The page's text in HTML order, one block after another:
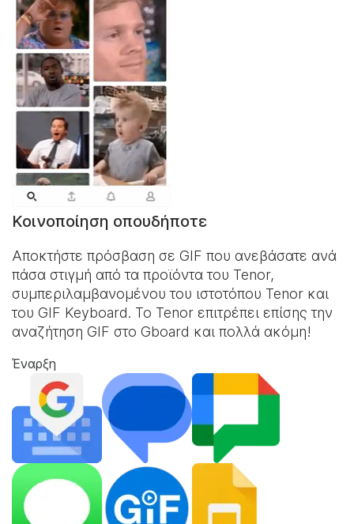
Κοινοποίηση οπουδήποτε
Αποκτήστε πρόσβαση σε GIF που ανεβάσατε ανά
πάσα στιγμή από τα προϊόντα του Tenor,
συμπεριλαμβανομένου του ιστοτόπου Tenor και
του GIF Keyboard. Το Tenor επιτρέπει επίσης την
αναζήτηση GIF στο Gboard και πολλά ακόμη!
Έναρξη